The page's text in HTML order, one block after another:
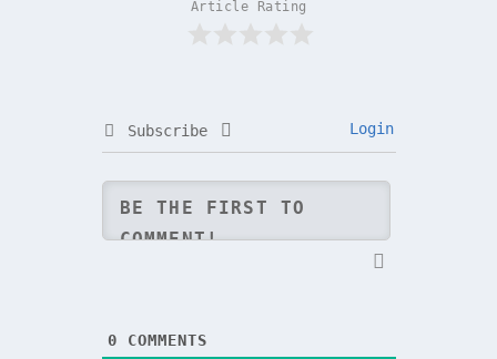
Article Rating
Subscribe Login
0 COMMENTS